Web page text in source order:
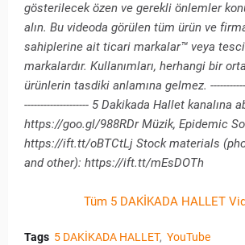
gösterilecek özen ve gerekli önlemler
alın. Bu videoda görülen tüm ürün ve
sahiplerine ait ticari markalar™ veya
markalardır. Kullanımları, herhangi bir
ürünlerin tasdiki anlamına gelmez.
-------------------- 5 Dakikada Hallet kanalına
https://goo.gl/988RDr Müzik, Epidemic
https://ift.tt/oBTCtLj Stock materials
and other): https://ift.tt/mEsDOTh
Tüm 5 DAKİKADA HALLET
Tags 5 DAKİKADA HALLET YouTube